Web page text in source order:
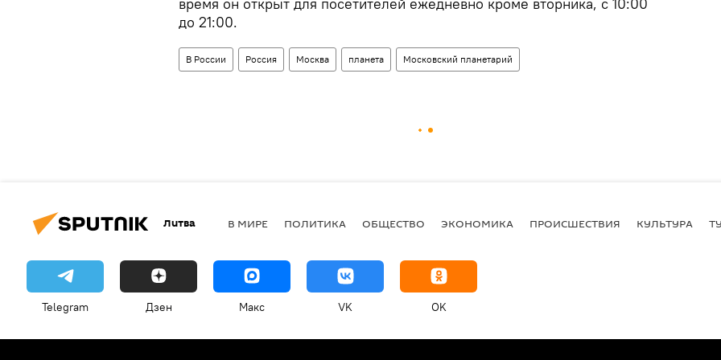
до 21:00.
В России Россия Москва планета Московский планетарий
Литва В МИРЕ ПОЛИТИКА ОБЩЕСТВО ЭКОНОМИКА ПРОИСШЕСТВИЯ КУЛЬТУРА
Telegram Дзен Макс VK OK